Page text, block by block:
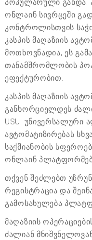
პოპულარული გახდა.
ონლაინ სივრცეში
კონტროლისთვის
კასპის მაღაზიის
მოთხოვნადია, ეს
თანამშრომლობის
ეფექტურობით.
კასპის მაღაზიის
განხორციელდეს
USU. უნივერსალური
ავტომატიზირებას
საქმიანობის
ონლაინ
თქვენ შეძლებთ
რეგისტრაცია და
გამოსახულება
მაღაზიის
ძალიან